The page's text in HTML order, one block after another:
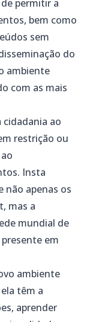
permitir a
bem como
sem
do
ambiente
com as mais
cidadania ao
restrição ou
Insta
não apenas os
mas a
mundial de
em
ambiente
têm a
aprender